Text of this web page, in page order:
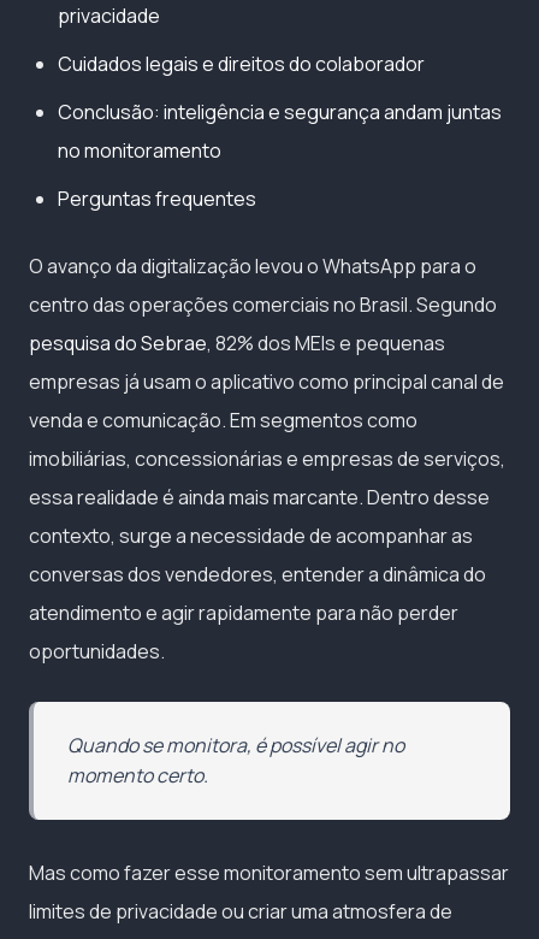
privacidade
Cuidados legais e direitos do colaborador
Conclusão: inteligência e segurança andam juntas
no monitoramento
Perguntas frequentes
O avanço da digitalização levou o WhatsApp para o
centro das operações comerciais no Brasil. Segundo
pesquisa do Sebrae, 82% dos MEIs e pequenas
empresas já usam o aplicativo como principal canal de
venda e comunicação. Em segmentos como
imobiliárias, concessionárias e empresas de serviços,
essa realidade é ainda mais marcante. Dentro desse
contexto, surge a necessidade de acompanhar as
conversas dos vendedores, entender a dinâmica do
atendimento e agir rapidamente para não perder
oportunidades.
Quando se monitora, é possível agir no
momento certo.
Mas como fazer esse monitoramento sem ultrapassar
limites de privacidade ou criar uma atmosfera de